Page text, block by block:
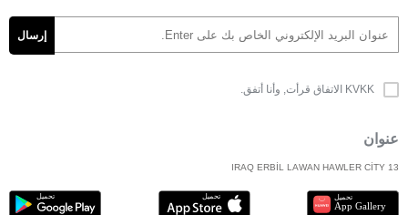
KVKK الاتفاق قرأت, وأنا أتفق.
عنوان
IRAQ ERBİL LAWAN HAWLER CİTY 13